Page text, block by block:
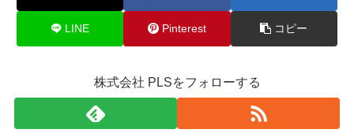
LINE Pinterest コピー
株式会社 PLSをフォローする